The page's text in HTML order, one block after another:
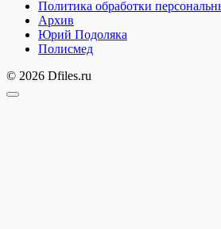
Политика обработки
Архив
Юрий Подоляка
Полисмед
© 2026 Dfiles.ru